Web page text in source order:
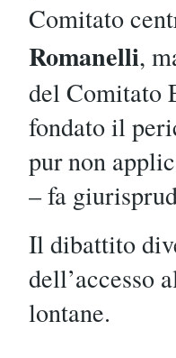
Comitato
Romanelli,
del Comitato
fondato il
pur non
– fa
Il dibattito
dell’accesso
lontane.